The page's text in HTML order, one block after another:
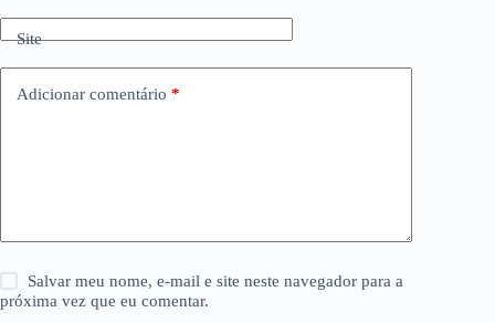
Site
Adicionar comentário *
Salvar meu nome, e-mail e site neste navegador para a
próxima vez que eu comentar.